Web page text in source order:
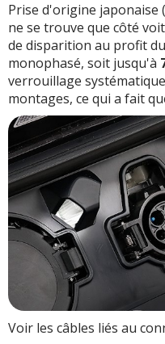
Prise d'origine japonaise
ne se trouve que côté
de disparition au profit
monophasé, soit jusqu'à
verrouillage
montages, ce qui a fait
Voir les câbles liés au